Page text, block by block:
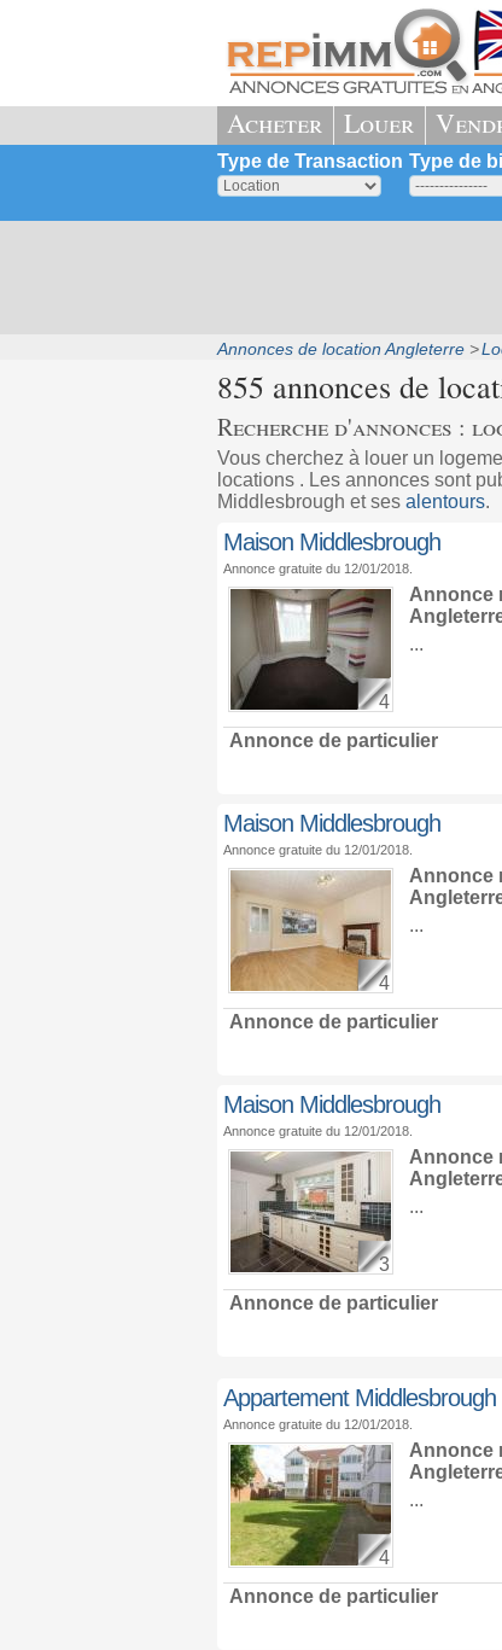
Acheter Louer
Type de Transaction Type de
Annonces de location Angleterre
855 annonces de
Recherche d'annonces :
Vous cherchez à louer un
locations . Les annonces sont
Middlesbrough et ses alentours.
Maison Middlesbrough
Annonce gratuite du 12/01/2018.
4
Annonce
...
Annonce de particulier
Maison Middlesbrough
Annonce gratuite du 12/01/2018.
4
Annonce
...
Annonce de particulier
Maison Middlesbrough
Annonce gratuite du 12/01/2018.
3
Annonce
...
Annonce de particulier
Appartement Middlesbrough
Annonce gratuite du 12/01/2018.
4
Annonce
...
Annonce de particulier